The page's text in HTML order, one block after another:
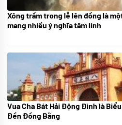
21/07/2024
Xông trầm trong lễ lên đồng là
mang nhiều ý nghĩa tâm linh
08/07/2024
Vua Cha Bát Hải Động Đình là
Đền Đồng Bằng